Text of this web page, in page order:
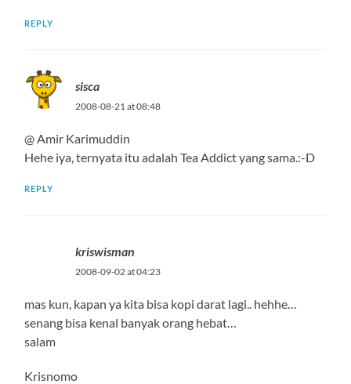
REPLY
sisca
2008-08-21 at 08:48
@ Amir Karimuddin
Hehe iya, ternyata itu adalah Tea Addict yang sama.:-D
REPLY
kriswisman
2008-09-02 at 04:23
mas kun, kapan ya kita bisa kopi darat lagi.. hehhe…
senang bisa kenal banyak orang hebat…
salam
Krisnomo